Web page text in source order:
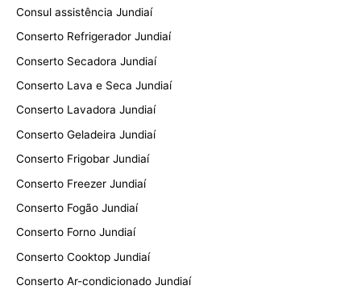
Consul assistência Jundiaí
Conserto Refrigerador Jundiaí
Conserto Secadora Jundiaí
Conserto Lava e Seca Jundiaí
Conserto Lavadora Jundiaí
Conserto Geladeira Jundiaí
Conserto Frigobar Jundiaí
Conserto Freezer Jundiaí
Conserto Fogão Jundiaí
Conserto Forno Jundiaí
Conserto Cooktop Jundiaí
Conserto Ar-condicionado Jundiaí